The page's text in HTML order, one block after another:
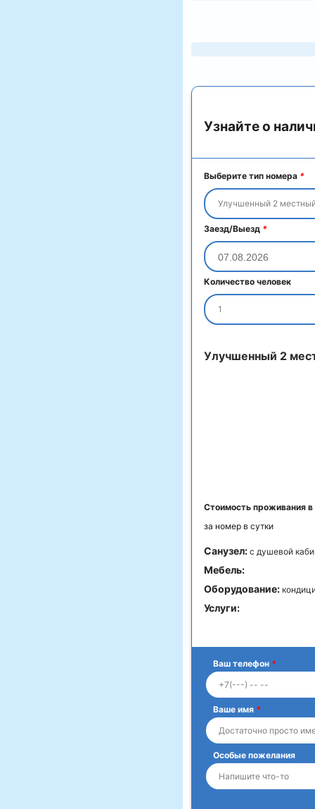
Узнайте о
Стоимость проживания
за номер в сутки
Улучшенный 2
Санузел: с душевой
Мебель:
Оборудование:
Услуги:
Выберите тип номера *
Улучшенный 2
Заезд/Выезд *
Количество человек
1
Ваш телефон *
Ваше имя *
Особые пожелания